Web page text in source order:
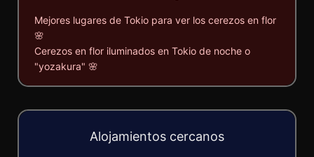
Mejores lugares de Tokio para ver los cerezos en flor
🌸
Cerezos en flor iluminados en Tokio de noche o
"yozakura" 🌸
Alojamientos cercanos